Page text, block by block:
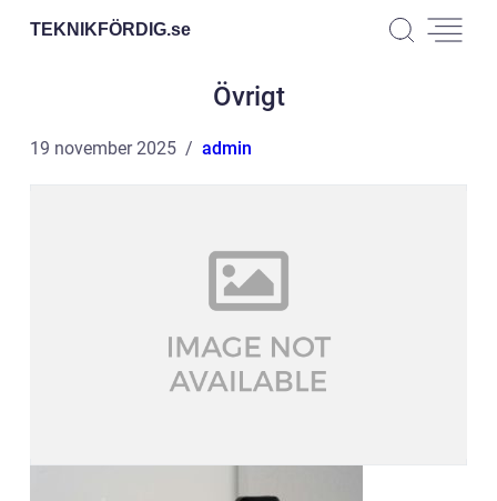
TEKNIKFÖRDIG.se
Övrigt
19 november 2025 admin